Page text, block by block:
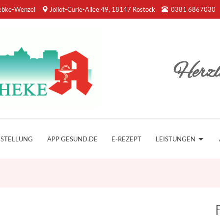
Wenzel Joliot-Curie-Allee 49, 18147 Rostock 0381 6867030
APP GESUND.DE E-REZEPT LEISTUNGEN